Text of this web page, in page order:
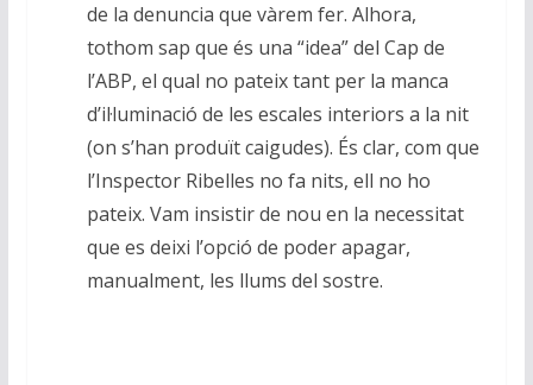
de la denuncia que vàrem fer. Alhora,
tothom sap que és una “idea” del Cap de
l’ABP, el qual no pateix tant per la manca
d’il·luminació de les escales interiors a la nit
(on s’han produït caigudes). És clar, com que
l’Inspector Ribelles no fa nits, ell no ho
pateix. Vam insistir de nou en la necessitat
que es deixi l’opció de poder apagar,
manualment, les llums del sostre.